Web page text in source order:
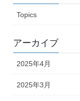
Topics
アーカイブ
2025年4月
2025年3月